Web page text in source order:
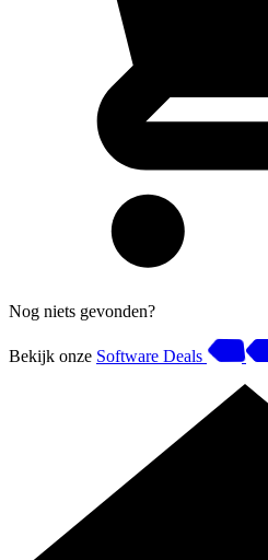
Nog niets gevonden?
Bekijk onze Software Deals